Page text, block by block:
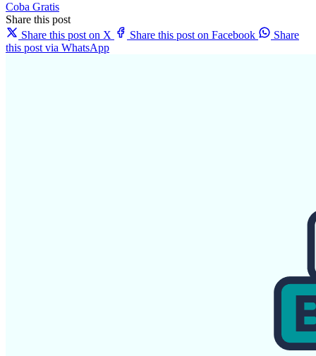
Coba Gratis
Share this post
Share this post on X
Share this post on Facebook
Share
this post via WhatsApp